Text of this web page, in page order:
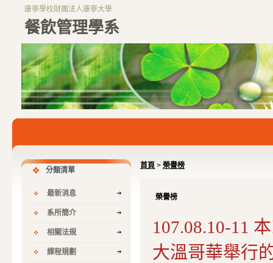
餐飲管理學系
康寧學校財團法人康寧大學
分類清單
最新消息
系所簡介
相關法規
課程規劃
首頁 > 榮譽榜
榮譽榜
107.08.10-11
大溫哥華舉行